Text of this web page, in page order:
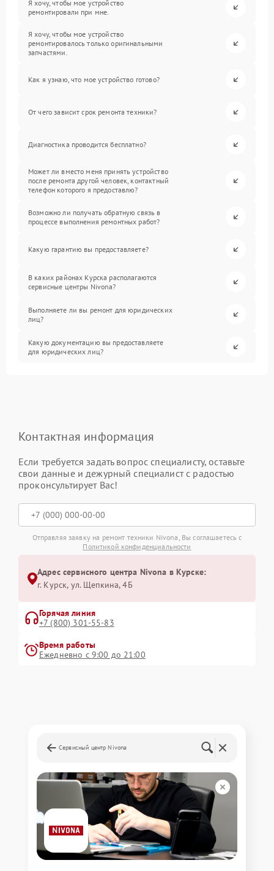
Я хочу, чтобы мое устройство
ремонтировали при мне.
Я хочу, чтобы мое устройство
ремонтировалось только оригинальными
запчастями.
Как я узнаю, что мое устройство готово?
От чего зависит срок ремонта техники?
Диагностика проводится бесплатно?
Может ли вместо меня принять устройство
после ремонта другой человек, контактный
телефон которого я предоставлю?
Возможно ли получать обратную связь в
процессе выполнения ремонтных работ?
Какую гарантию вы предоставляете?
В каких районах Курска располагаются
сервисные центры Nivona?
Выполняете ли вы ремонт для юридических
лиц?
Какую документацию вы предоставляете
для юридических лиц?
Контактная информация
Если требуется задать вопрос специалисту, оставьте
свои данные и дежурный специалист с радостью
проконсультирует Вас!
Отправляя заявку на ремонт техники Nivona, Вы соглашаетесь с
Политикой конфиденциальности
Адрес сервисного центра Nivona в Курске:
г. Курск, ул. Щепкина, 4Б
Горячая линия
+7 (800) 301-55-83
Время работы
Ежедневно с 9:00 до 21:00
Сервисный центр Nivona